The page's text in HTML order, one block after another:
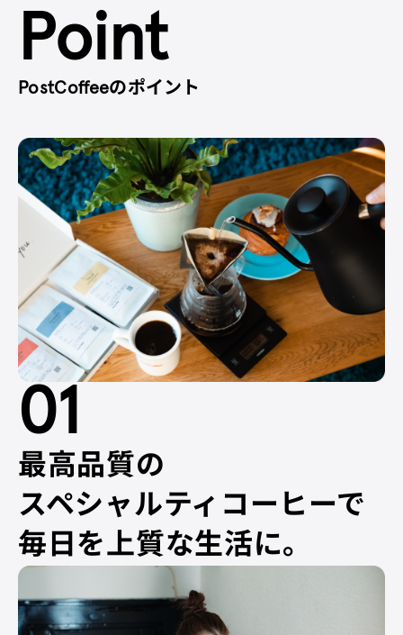
Point
PostCoffeeのポイント
01
最高品質の
スペシャルティコーヒーで
毎日を上質な生活に。